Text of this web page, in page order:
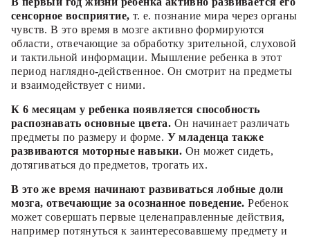
сенсорное восприятие, т. е. познание мира через органы
чувств. В это время в мозге активно формируются
области, отвечающие за обработку зрительной, слуховой
и тактильной информации. Мышление ребенка в этот
период наглядно-действенное. Он смотрит на предметы
и взаимодействует с ними.
К 6 месяцам у ребенка появляется способность
распознавать основные цвета. Он начинает различать
предметы по размеру и форме. У младенца также
развиваются моторные навыки. Он может сидеть,
дотягиваться до предметов, трогать их.
В это же время начинают развиваться лобные доли
мозга, отвечающие за осознанное поведение. Ребенок
может совершать первые целенаправленные действия,
например потянуться к заинтересовавшему предмету и